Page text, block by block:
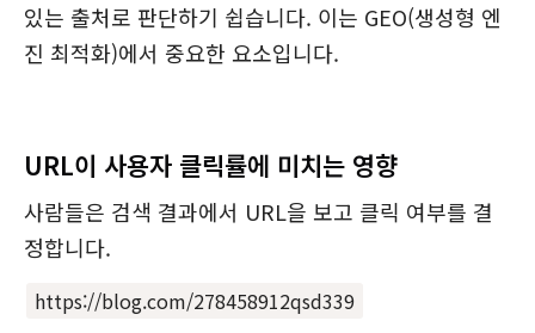
있는 출처로 판단하기 쉽습니다. 이는 GEO(생성형 엔
진 최적화)에서 중요한 요소입니다.
URL이 사용자 클릭률에 미치는 영향
사람들은 검색 결과에서 URL을 보고 클릭 여부를 결
정합니다.
https://blog.com/278458912qsd339